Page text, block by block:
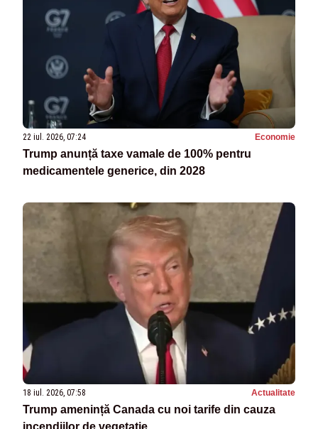
22 iul. 2026, 07:24 Economie
Trump anunță taxe vamale de 100% pentru
medicamentele generice, din 2028
18 iul. 2026, 07:58 Actualitate
Trump amenință Canada cu noi tarife din cauza
incendiilor de vegetație